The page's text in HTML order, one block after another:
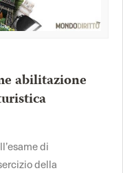
abilitazione
di
della